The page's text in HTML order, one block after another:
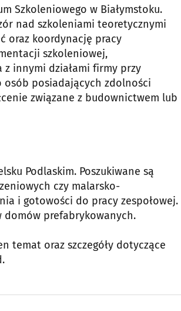
Szkoleniowego w Białymstoku.
nad szkoleniami teoretycznymi
oraz koordynację pracy
szkoleniowej,
innymi działami firmy przy
posiadających zdolności
związane z budownictwem lub
Podlaskim. Poszukiwane są
czy malarsko-
i gotowości do pracy zespołowej.
domów prefabrykowanych.
temat oraz szczegóły dotyczące